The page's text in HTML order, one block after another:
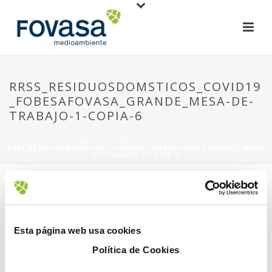
Esta página web usa cookies
Política de Cookies
RRSS_RESIDUOSDOMSTICOS_COVID19
_FOBESAFOVASA_GRANDE_MESA-DE-
TRABAJO-1-COPIA-6